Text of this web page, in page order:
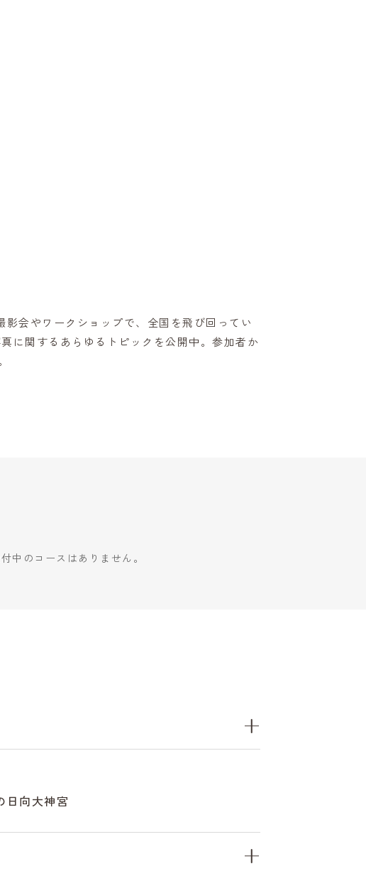
会やワークショップで、全国を飛び回ってい
に関するあらゆるトピックを公開中。参加者か
中のコースはありません。
日向大神宮